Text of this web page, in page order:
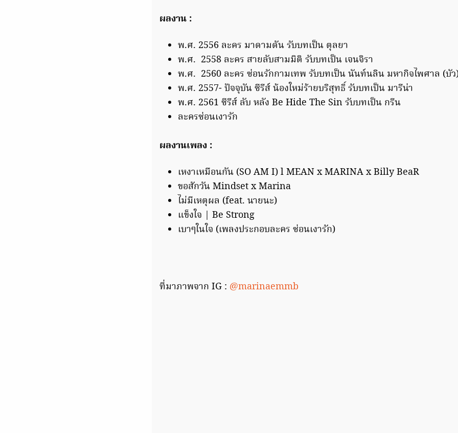
ผลงาน :
พ.ศ. 2556 ละคร มาดามดัน รับบทเป็น ตุลยา
พ.ศ. 2558 ละคร สายลับสามมิติ รับบทเป็น เจนจิรา
พ.ศ. 2560 ละคร ซ่อนรักกามเทพ รับบทเป็น นันท์นลิน มหากิจไพศาล (บั
พ.ศ. 2557- ปัจจุบัน ซีรีส์ น้องใหม่ร้ายบริสุทธิ์ รับบทเป็น มารีน่า
พ.ศ. 2561 ซีรีส์ ลับ หลัง Be Hide The Sin รับบทเป็น กรีน
ละครซ่อนเงารัก
ผลงานเพลง :
เหงาเหมือนกัน (SO AM I) l MEAN x MARINA x Billy BeaR
ขอสักวัน Mindset x Marina
ไม่มีเหตุผล (feat. นายนะ)
แข็งใจ | Be Strong
เบาๆในใจ (เพลงประกอบละคร ซ่อนเงารัก)
ที่มาภาพจาก IG : @marinaemmb